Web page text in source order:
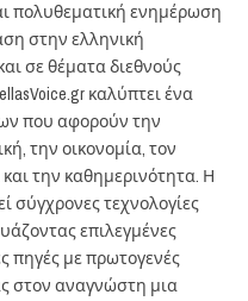
πολυθεματική ενημέρωση
στην ελληνική
σε θέματα διεθνούς
καλύπτει ένα
που αφορούν την
την οικονομία, τον
την καθημερινότητα. Η
σύγχρονες τεχνολογίες
επιλεγμένες
πηγές με πρωτογενές
στον αναγνώστη μια